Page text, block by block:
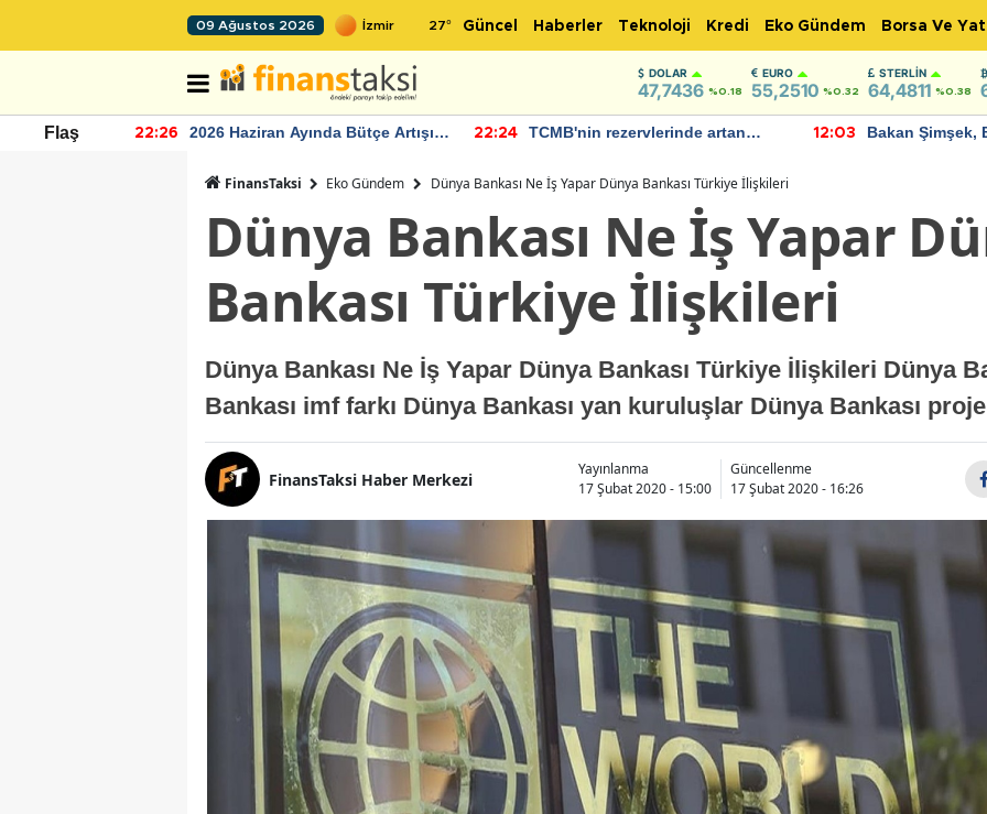
09 Ağustos 2026 27° Güncel Haberler Teknoloji Kredi Eko Gündem Borsa Ve
DOLAR
47,7436 %0.18
EURO
55,2510 %0.32
STERLIN
64,4811 %0.38
Flaş 22:26
2026 Haziran Ayında Bütçe Artışı
22:24
TCMB'nin rezervlerinde artan
12:03
Bakan Şimşek,
FinansTaksi Eko Gündem Dünya Bankası Ne İş Yapar Dünya Bankası Türkiye İlişkileri
Dünya Bankası Ne İş Yapar
Bankası Türkiye İlişkileri
Dünya Bankası Ne İş Yapar Dünya Bankası Türkiye İlişkileri Dünya
Bankası imf farkı Dünya Bankası yan kuruluşlar Dünya Bankası
FinansTaksi Haber Merkezi
Yayınlanma
17 Şubat 2020 - 15:00
Güncellenme
17 Şubat 2020 - 16:26